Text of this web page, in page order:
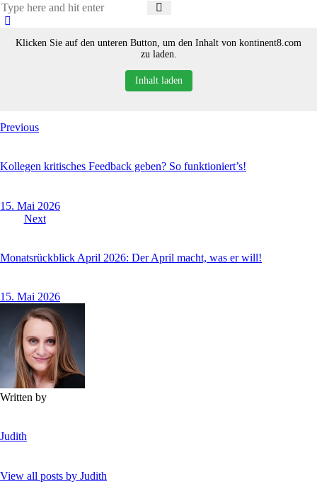
Klicken Sie auf den unteren Button, um den Inhalt von kontinent8.com
zu laden.
Inhalt laden
Beitragsnavigation
Previous
Kollegen kritisches Feedback geben? So funktioniert’s!
15. Mai 2026
Next
Monatsrückblick April 2026: Der April macht, was er will!
15. Mai 2026
Written by
Judith
View all posts by Judith